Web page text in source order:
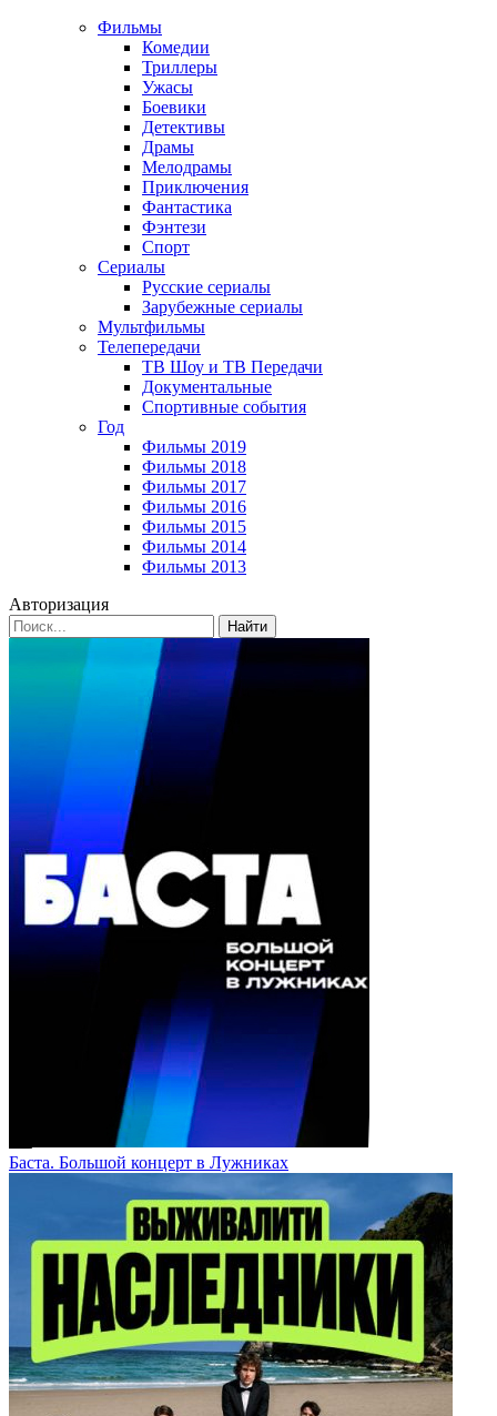
Фильмы
Комедии
Триллеры
Ужасы
Боевики
Детективы
Драмы
Мелодрамы
Приключения
Фантастика
Фэнтези
Спорт
Сериалы
Русские сериалы
Зарубежные сериалы
Мультфильмы
Телепередачи
ТВ Шоу и ТВ Передачи
Документальные
Спортивные события
Год
Фильмы 2019
Фильмы 2018
Фильмы 2017
Фильмы 2016
Фильмы 2015
Фильмы 2014
Фильмы 2013
Авторизация
Найти
Баста. Большой концерт в Лужниках